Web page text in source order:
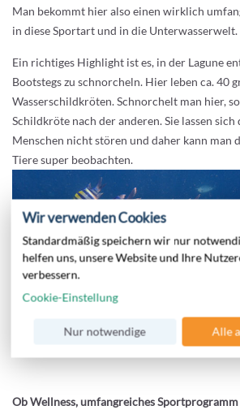
Man bekommt hier also einen wirklich
in diese Sportart und in die Unterwasserwelt.
Ein richtiges Highlight ist es, in der Lagune
Bootstegs zu schnorcheln. Hier leben ca. 40
Wasserschildkröten. Schnorchelt man hier,
Schildkröte nach der anderen. Sie lassen sich
Menschen nicht stören und daher kann man
Tiere super beobachten.
Ob Wellness, umfangreiches
Wir verwenden Cookies
Standardmäßig speichern wir nur
helfen uns, unsere Website und Ihre
verbessern.
Cookie-Einstellung
Nur notwendige Alle